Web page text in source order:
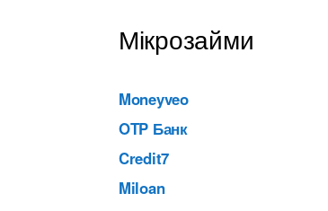
Мікрозайми
Moneyveo
OTP Банк
Credit7
Miloan